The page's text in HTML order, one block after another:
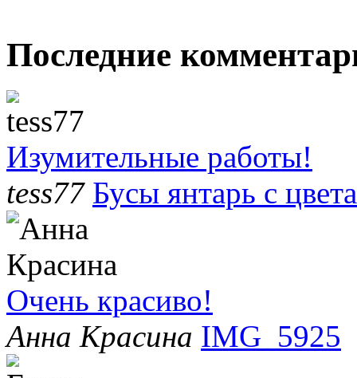
Последние
Изумительные работы!
tess77 Бусы янтарь с
Очень красиво!
Анна Красина IMG_5925